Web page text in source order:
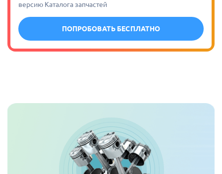
версию Каталога запчастей
ПОПРОБОВАТЬ БЕСПЛАТНО